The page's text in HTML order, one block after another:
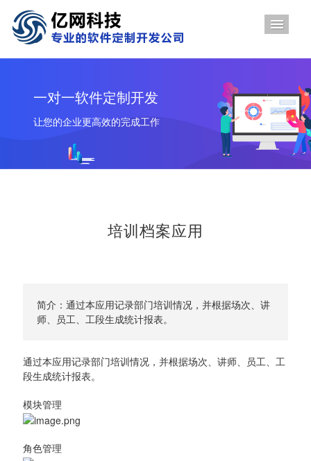
一对一软件定制开发
让您的企业更高效的完成工作
培训档案应用
简介：通过本应用记录部门培训情况，并根据场次、讲
师、员工、工段生成统计报表。
通过本应用记录部门培训情况，并根据场次、讲师、员工、工
段生成统计报表。
模块管理
角色管理